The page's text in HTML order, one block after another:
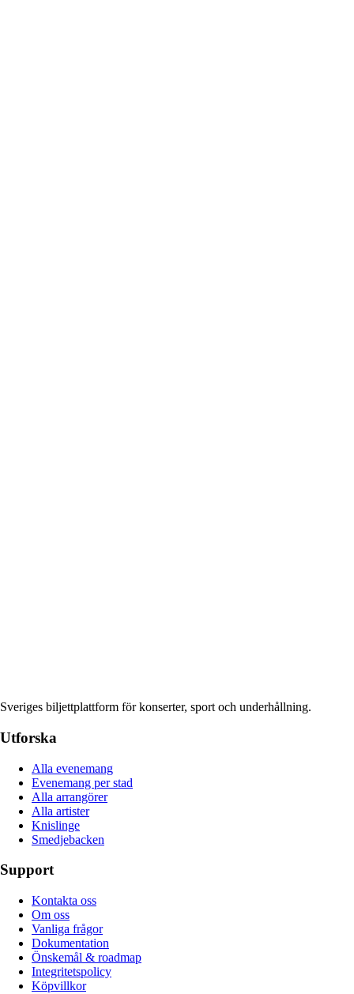
Sveriges biljettplattform för konserter, sport och underhållning.
Utforska
Alla evenemang
Evenemang per stad
Alla arrangörer
Alla artister
Knislinge
Smedjebacken
Support
Kontakta oss
Om oss
Vanliga frågor
Dokumentation
Önskemål & roadmap
Integritetspolicy
Köpvillkor